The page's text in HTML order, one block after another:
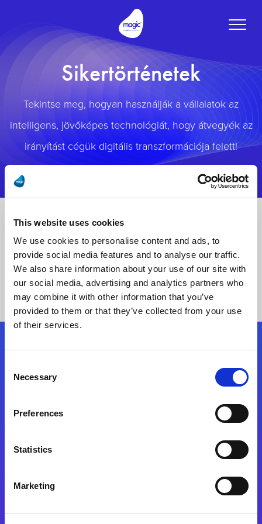
This website uses cookies
We use cookies to personalise content and ads, to
provide social media features and to analyse our traffic.
We also share information about your use of our site with
our social media, advertising and analytics partners who
may combine it with other information that you’ve
provided to them or that they’ve collected from your use
of their services.
Selection
Necessary
Preferences
Statistics
Marketing
Toggle
Sikertörténetek
Tekintse meg, hogyan használják a vállalatok az
intelligens, jövőképes technológiát, hogy átvegyék az
irányítást cégük digitális transzformációja felett!
Kövessen minket!